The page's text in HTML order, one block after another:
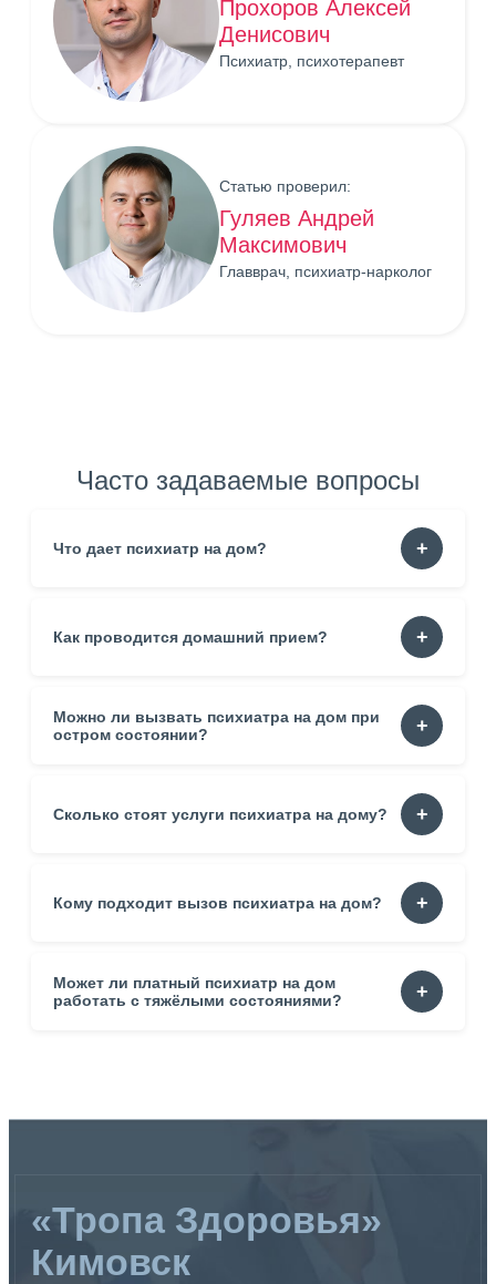
Прохоров Алексей
Денисович
Психиатр, психотерапевт
Статью проверил:
Гуляев Андрей
Максимович
Главврач, психиатр-нарколог
Часто задаваемые вопросы
Что дает психиатр на дом?
Домашний визит снижает нагрузку. Пациент получает
помощь в безопасной обстановке. Диагностика
становится точнее благодаря наблюдению в привычной
Как проводится домашний прием?
Специалист уточняет жалобы. Оценивает состояние.
Фиксирует симптомы. Формирует рекомендации.
Разговор проходит в спокойном темпе.
Можно ли вызвать психиатра на дом при
остром состоянии?
Да. Визит помогает стабилизировать ситуацию. Пациент
получает помощь без поездок.
Сколько стоят услуги психиатра на дому?
Цена зависит от опыта врача, времени визита, района
проживания. Итоговая стоимость уточняется перед
Кому подходит вызов психиатра на дом?
Пациентам без возможности выйти. Людям с
выраженной тревогой. Родственникам пожилых
пациентов. Всем, кто нуждается в спокойной
Может ли платный психиатр на дом
работать с тяжёлыми состояниями?
«Тропа Здоровья»
Кимовск